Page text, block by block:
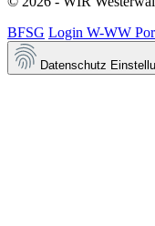
BFSG Login W-WW
Datenschutz